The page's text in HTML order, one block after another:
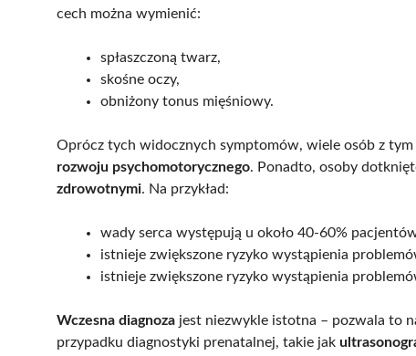
cech można wymienić:
spłaszczoną twarz,
skośne oczy,
obniżony tonus mięśniowy.
Oprócz tych widocznych symptomów, wiele osób z tym
rozwoju psychomotorycznego. Ponadto, osoby
zdrowotnymi. Na przykład:
wady serca występują u około 40-60%
istnieje zwiększone ryzyko wystąpienia
istnieje zwiększone ryzyko wystąpienia
Wczesna diagnoza jest niezwykle istotna – pozwala to
przypadku diagnostyki prenatalnej, takie jak